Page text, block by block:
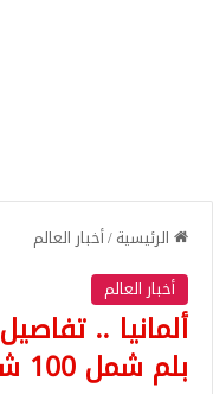
الرئيسية/أخبار العالم
أخبار العالم
ألمانيا ..
بلم شمل 100 شخص من الأقراب